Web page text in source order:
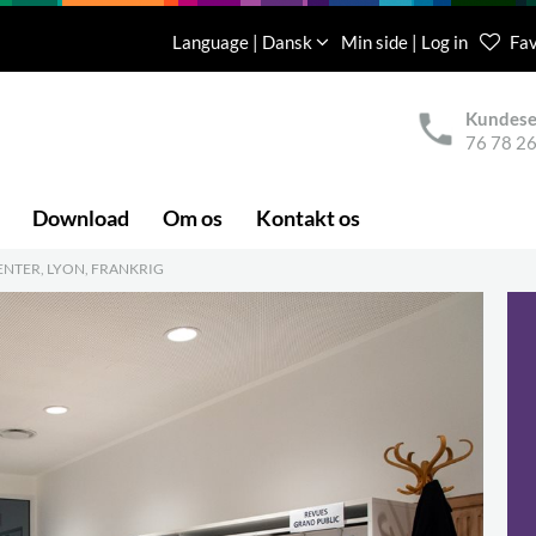
Language | Dansk Min side | Log in
76 78
Download Om os Kontakt os
LYON, FRANKRIG